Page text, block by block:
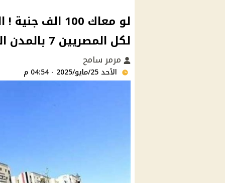
لو معاك
لكل المصريين 7 بالمدن الجديدة بعد ما تعرف الاسعار
مرمر سامح
الأحد 25/مايو/2025 - 04:54 م